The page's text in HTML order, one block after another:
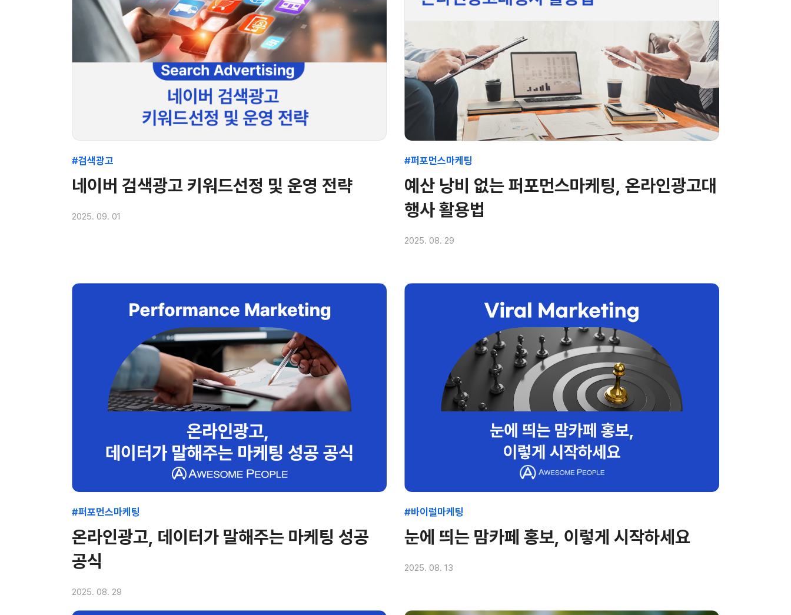
#검색광고
네이버 검색광고 키워드선정 및 운영 전략
2025. 09. 01
#퍼포먼스마케팅
예산 낭비 없는 퍼포먼스마케팅, 온라인광고대
행사 활용법
2025. 08. 29
#퍼포먼스마케팅
온라인광고, 데이터가 말해주는 마케팅 성공
공식
2025. 08. 29
#바이럴마케팅
눈에 띄는 맘카페 홍보, 이렇게 시작하세요
2025. 08. 13